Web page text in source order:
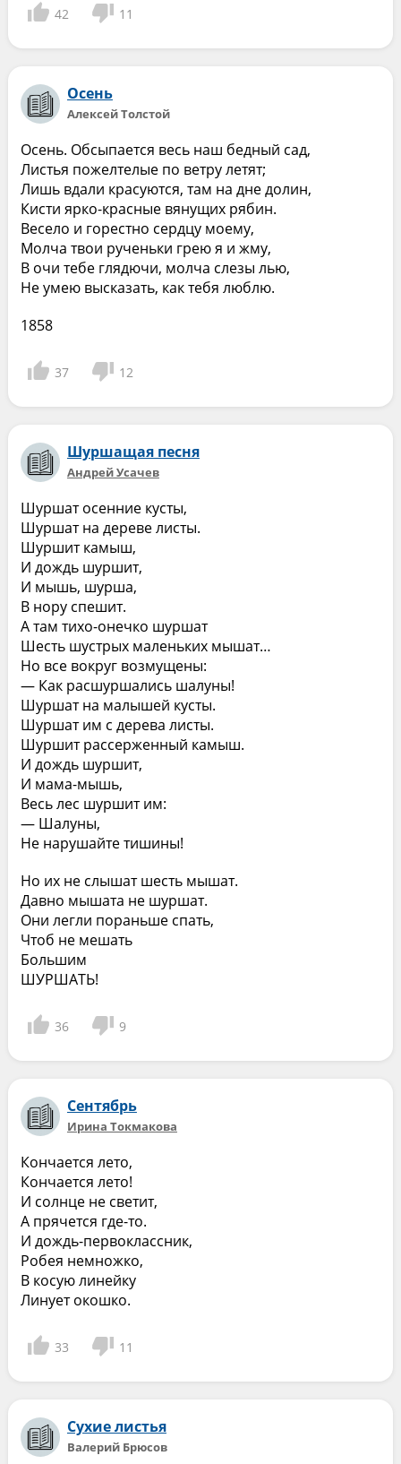
42 11
Осень
Алексей Толстой
Осень. Обсыпается весь наш бедный сад,
Листья пожелтелые по ветру летят;
Лишь вдали красуются, там на дне долин,
Кисти ярко-красные вянущих рябин.
Весело и горестно сердцу моему,
Молча твои рученьки грею я и жму,
В очи тебе глядючи, молча слезы лью,
Не умею высказать, как тебя люблю.
1858
37 12
Шуршащая песня
Андрей Усачев
Шуршат осенние кусты,
Шуршат на дереве листы.
Шуршит камыш,
И дождь шуршит,
И мышь, шурша,
В нору спешит.
А там тихо-онечко шуршат
Шесть шустрых маленьких мышат…
Но все вокруг возмущены:
— Как расшуршались шалуны!
Шуршат на малышей кусты.
Шуршат им с дерева листы.
Шуршит рассерженный камыш.
И дождь шуршит,
И мама-мышь,
Весь лес шуршит им:
— Шалуны,
Не нарушайте тишины!
Но их не слышат шесть мышат.
Давно мышата не шуршат.
Они легли пораньше спать,
Чтоб не мешать
Большим
ШУРШАТЬ!
36 9
Сентябрь
Ирина Токмакова
Кончается лето,
Кончается лето!
И солнце не светит,
А прячется где-то.
И дождь-первоклассник,
Робея немножко,
В косую линейку
Линует окошко.
33 11
Сухие листья
Валерий Брюсов